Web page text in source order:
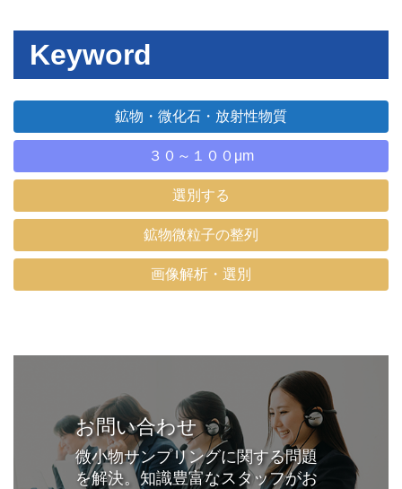
Keyword
鉱物・微化石・放射性物質
３０～１００μm
選別する
鉱物微粒子の整列
画像解析・選別
お問い合わせ
微小物サンプリングに関する問題
を解決。知識豊富なスタッフがお